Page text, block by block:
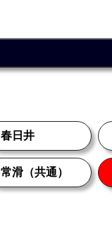
春日井
常滑（共通）